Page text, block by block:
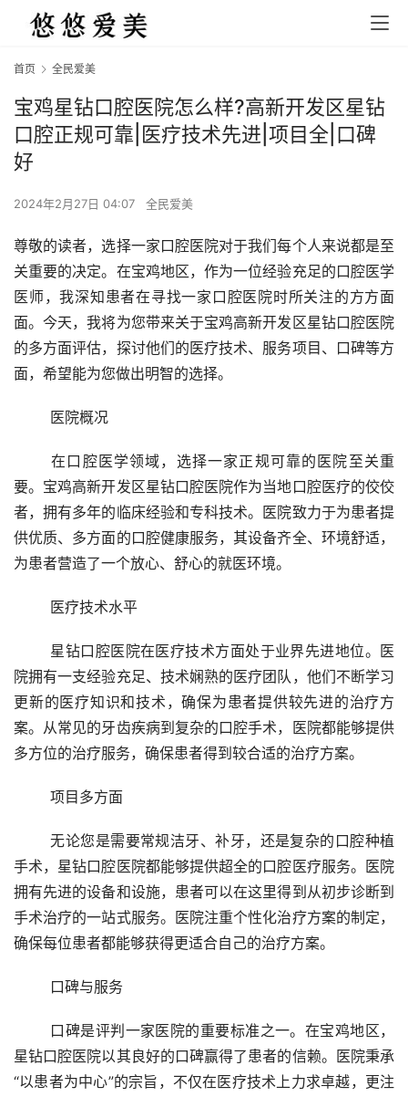
首页 全民爱美
宝鸡星钻口腔医院怎么样?高新开发区星钻
口腔正规可靠|医疗技术先进|项目全|口碑
好
2024年2月27日 04:07 全民爱美
尊敬的读者，选择一家口腔医院对于我们每个人来说都是至
关重要的决定。在宝鸡地区，作为一位经验充足的口腔医学
医师，我深知患者在寻找一家口腔医院时所关注的方方面
面。今天，我将为您带来关于宝鸡高新开发区星钻口腔医院
的多方面评估，探讨他们的医疗技术、服务项目、口碑等方
面，希望能为您做出明智的选择。
	医院概况
	在口腔医学领域，选择一家正规可靠的医院至关重
要。宝鸡高新开发区星钻口腔医院作为当地口腔医疗的佼佼
者，拥有多年的临床经验和专科技术。医院致力于为患者提
供优质、多方面的口腔健康服务，其设备齐全、环境舒适，
为患者营造了一个放心、舒心的就医环境。
	医疗技术水平
院拥有一支经验充足、技术娴熟的医疗团队，他们不断学习
更新的医疗知识和技术，确保为患者提供较先进的治疗方
案。从常见的牙齿疾病到复杂的口腔手术，医院都能够提供
多方位的治疗服务，确保患者得到较合适的治疗方案。
	项目多方面
	无论您是需要常规洁牙、补牙，还是复杂的口腔种植
手术，星钻口腔医院都能够提供超全的口腔医疗服务。医院
拥有先进的设备和设施，患者可以在这里得到从初步诊断到
手术治疗的一站式服务。医院注重个性化治疗方案的制定，
确保每位患者都能够获得更适合自己的治疗方案。
	口碑与服务
星钻口腔医院以其良好的口碑赢得了患者的信赖。医院秉承
“以患者为中心”的宗旨，不仅在医疗技术上力求卓越，更注